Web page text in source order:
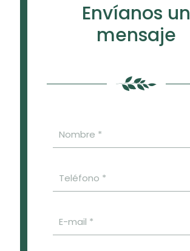
Envíanos un
mensaje